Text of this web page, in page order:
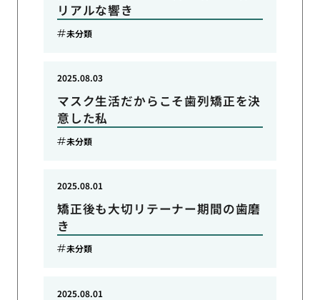
リアルな響き
未分類
マスク生活だからこそ歯列矯正を決
意した私
2025.08.03
未分類
矯正後も大切リテーナー期間の歯磨
き
2025.08.01
未分類
2025.08.01